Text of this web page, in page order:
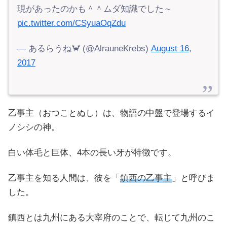
現があったのかも＾＾ムダ知識でした～
pic.twitter.com/CSyuaOqZdu
— あるらうね🦀 (@AlrauneKrebs) August 16,
2017
乙事主（おつことぬし）は、物語の中盤で登場するイ
ノシシの神。
白い体毛と巨体、4本の長い牙が特徴です。
乙事主を知る人間は、彼を「 鎮西の乙事主 」と呼びま
した。
鎮西とは九州にある大宰府のことで、転じて九州のこ